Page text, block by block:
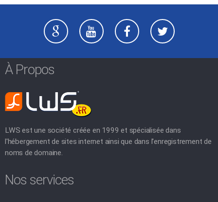
À Propos
LWS est une société créée en 1999 et spécialisée dans
l'hébergement de sites internet ainsi que dans l'enregistrement de
noms de domaine.
Nos services